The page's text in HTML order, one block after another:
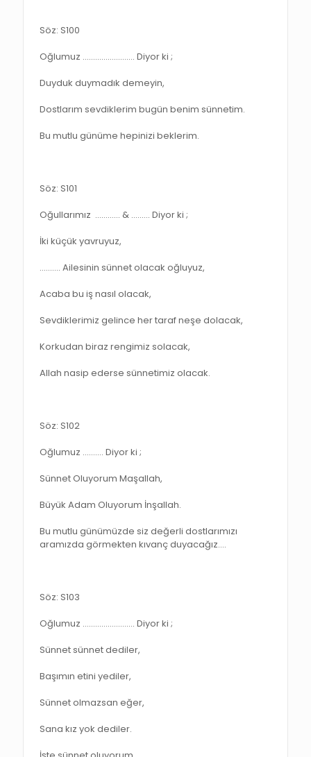
Söz: S100
Oğlumuz ……………………. Diyor ki ;
Duyduk duymadık demeyin,
Dostlarım sevdiklerim bugün benim sünnetim.
Bu mutlu günüme hepinizi beklerim.
Söz: S101
Oğullarımız ………… & ..……. Diyor ki ;
İki küçük yavruyuz,
…..….. Ailesinin sünnet olacak oğluyuz,
Acaba bu iş nasıl olacak,
Sevdiklerimiz gelince her taraf neşe dolacak,
Korkudan biraz rengimiz solacak,
Allah nasip ederse sünnetimiz olacak.
Söz: S102
Oğlumuz ………. Diyor ki ;
Sünnet Oluyorum Maşallah,
Büyük Adam Oluyorum İnşallah.
Bu mutlu günümüzde siz değerli dostlarımızı
aramızda görmekten kıvanç duyacağız.…
Söz: S103
Oğlumuz ……………………. Diyor ki ;
Sünnet sünnet dediler,
Başımın etini yediler,
Sünnet olmazsan eğer,
Sana kız yok dediler.